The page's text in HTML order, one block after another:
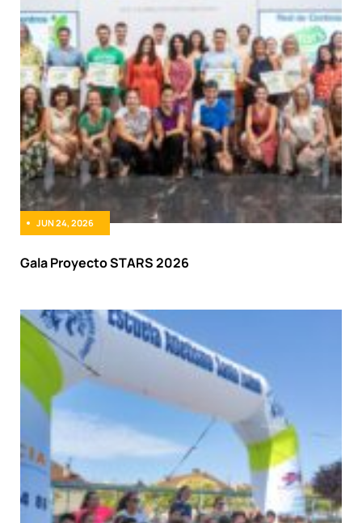
JUN 24, 2026
Gala Proyecto STARS 2026